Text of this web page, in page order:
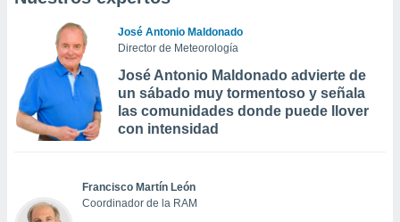
José Antonio Maldonado
Director de Meteorología
José Antonio Maldonado advierte de
un sábado muy tormentoso y señala
las comunidades donde puede llover
con intensidad
Francisco Martín León
Coordinador de la RAM